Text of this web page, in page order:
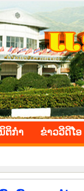
ຕິ​ກຳ ຂ່າວ​ວີ​ດີ​ໂອ